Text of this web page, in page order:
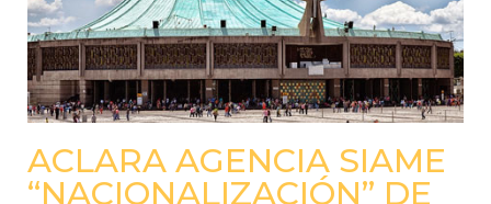
ACLARA AGENCIA SIAME
“NACIONALIZACIÓN” DE